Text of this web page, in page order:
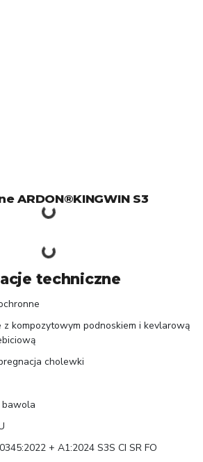
ARDON®KINGWIN S3
techniczne
kompozytowym podnoskiem i kevlarową
cholewki
bawola
+ A1:2024 S3S CI SR FO